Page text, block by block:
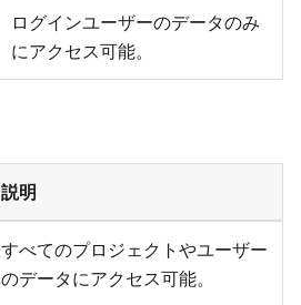
ログインユーザーのデータのみ
にアクセス可能。
説明
すべてのプロジェクトやユーザー
のデータにアクセス可能。